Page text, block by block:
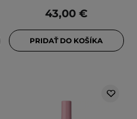
43,00 €
PRIDAŤ DO KOŠÍKA